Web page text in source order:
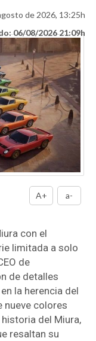
de 2026, 13:25h
06/08/2026 21:09h
A+ a-
con el
limitada a solo
de
de detalles
la herencia del
nueve colores
del Miura,
resaltan su